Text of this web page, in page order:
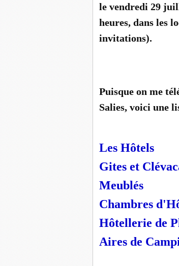
le vendredi 29
heures, dans les
invitations).
Puisque on me
Salies, voici une
Les Hôtels
Gites et
Meublés
Chambres
Hôtellerie de
Aires de